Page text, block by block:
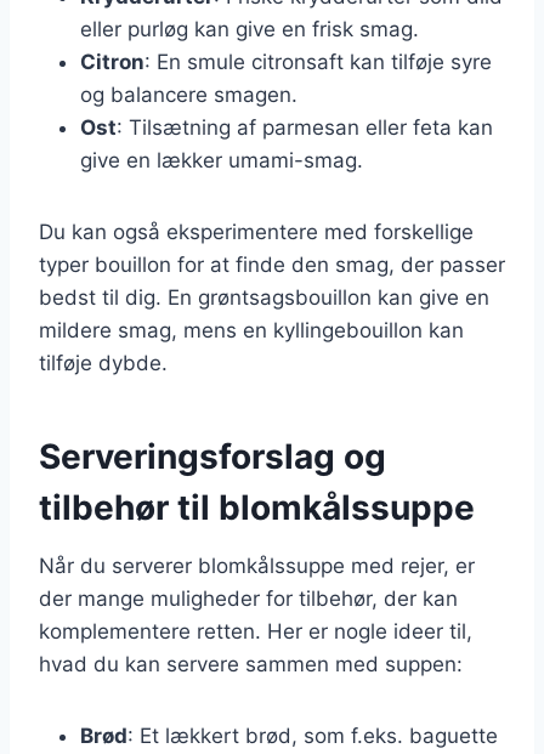
eller purløg kan give en frisk smag.
Citron: En smule citronsaft kan tilføje syre
og balancere smagen.
Ost: Tilsætning af parmesan eller feta kan
give en lækker umami-smag.
Du kan også eksperimentere med forskellige
typer bouillon for at finde den smag, der passer
bedst til dig. En grøntsagsbouillon kan give en
mildere smag, mens en kyllingebouillon kan
tilføje dybde.
Serveringsforslag og
tilbehør til blomkålssuppe
Når du serverer blomkålssuppe med rejer, er
der mange muligheder for tilbehør, der kan
komplementere retten. Her er nogle ideer til,
hvad du kan servere sammen med suppen:
Brød: Et lækkert brød, som f.eks. baguette